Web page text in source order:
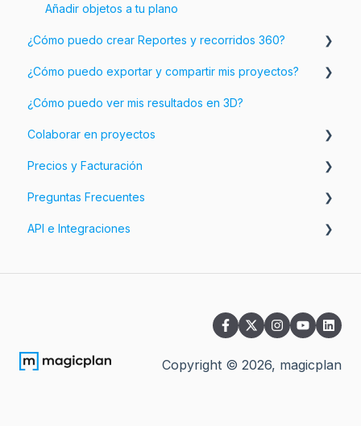
Añadir objetos a tu plano
¿Cómo puedo crear Reportes y recorridos 360?
Añadir información e imágenes a tu plano
Personalizar tus Reportes
¿Cómo puedo exportar y compartir mis proyectos?
Exporta tus proyectos
Personalizar las exportaciones
Comparte tus proyectos
¿Cómo puedo ver mis resultados en 3D?
Colaborar en proyectos
Espacios de trabajo y Equipos
Precios y Facturación
Facturación
Precios
Preguntas Frecuentes
Preguntas relacionadas con tu cuenta
Preguntas relacionadas con las suscripciones
Preguntas sobre Espacios de Trabajo y Equipos
API e Integraciones
Copyright © 2026, magicplan